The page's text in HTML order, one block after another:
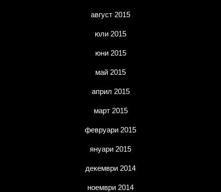
август 2015
юли 2015
юни 2015
май 2015
април 2015
март 2015
февруари 2015
януари 2015
декември 2014
ноември 2014